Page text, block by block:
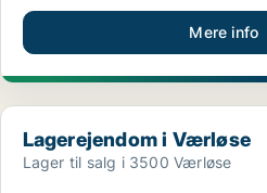
Mere info
Lagerejendom i Værløse
Lagerejendom i Værløse
Lager til salg i 3500 Værløse